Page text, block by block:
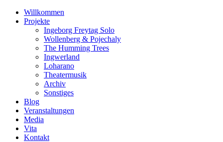
Skip
Willkommen
Projekte
Ingeborg Freytag Solo
Wollenberg & Pojechaly
The Humming Trees
Ingwerland
Loharano
Theatermusik
Archiv
Sonstiges
Blog
Veranstaltungen
Media
Vita
Kontakt